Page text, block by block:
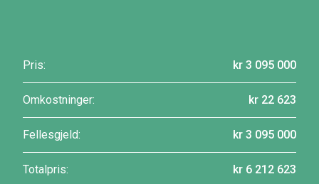
Pris: kr 3 095 000
Omkostninger: kr 22 623
Fellesgjeld: kr 3 095 000
Totalpris: kr 6 212 623